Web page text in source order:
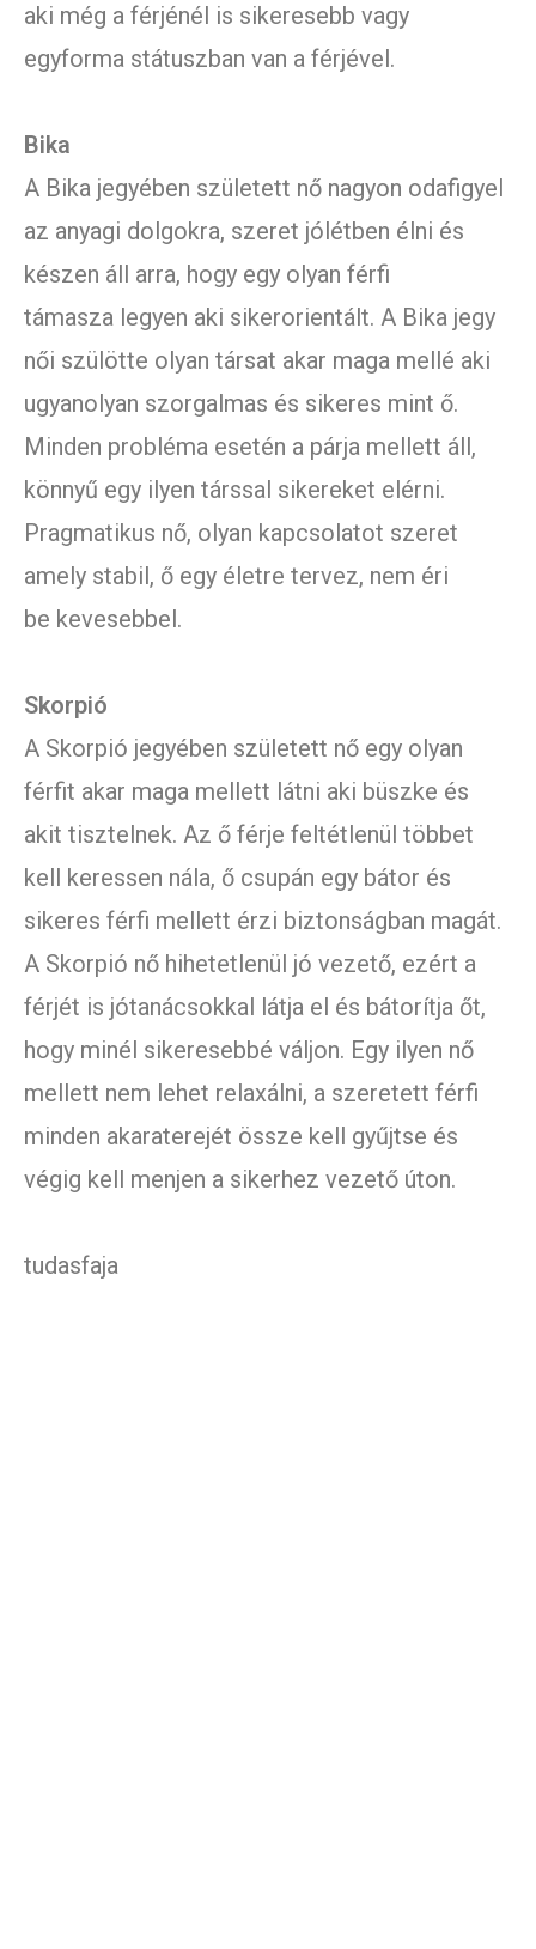
aki még a férjénél is sikeresebb vagy
egyforma státuszban van a férjével.
Bika
A Bika jegyében született nő nagyon odafigyel
az anyagi dolgokra, szeret jólétben élni és
készen áll arra, hogy egy olyan férfi
támasza legyen aki sikerorientált. A Bika jegy
női szülötte olyan társat akar maga mellé aki
ugyanolyan szorgalmas és sikeres mint ő.
Minden probléma esetén a párja mellett áll,
könnyű egy ilyen társsal sikereket elérni.
Pragmatikus nő, olyan kapcsolatot szeret
amely stabil, ő egy életre tervez, nem éri
be kevesebbel.
Skorpió
A Skorpió jegyében született nő egy olyan
férfit akar maga mellett látni aki büszke és
akit tisztelnek. Az ő férje feltétlenül többet
kell keressen nála, ő csupán egy bátor és
sikeres férfi mellett érzi biztonságban magát.
A Skorpió nő hihetetlenül jó vezető, ezért a
férjét is jótanácsokkal látja el és bátorítja őt,
hogy minél sikeresebbé váljon. Egy ilyen nő
mellett nem lehet relaxálni, a szeretett férfi
minden akaraterejét össze kell gyűjtse és
végig kell menjen a sikerhez vezető úton.
tudasfaja